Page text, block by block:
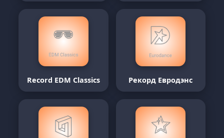
Record EDM Classics Рекорд Евродэнс